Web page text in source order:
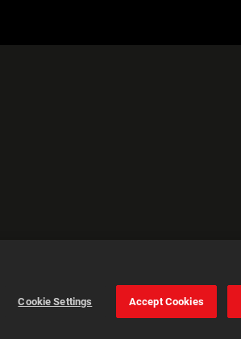
Cookie Settings Accept Cookies